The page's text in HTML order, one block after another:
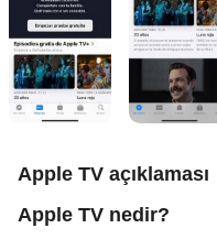
Apple TV açıklaması
Apple TV nedir?